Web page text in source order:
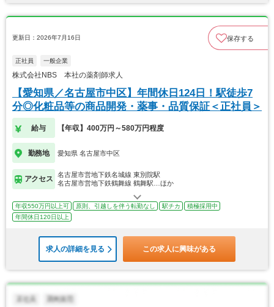
更新日：2026年7月16日 保存する
正社員 一般企業
株式会社NBS 本社の薬剤師求人
【愛知県／名古屋市中区】年間休日124日！駅徒歩7
分◎化粧品等の商品開発・薬事・品質保証＜正社員＞
給与 【年収】400万円～580万円程度
勤務地 愛知県 名古屋市中区
アクセス
名古屋市営地下鉄名城線 東別院駅
名古屋市営地下鉄鶴舞線 鶴舞駅…ほか
年収550万円以上可 原則、引越しを伴う転勤なし 駅チカ
積極採用中
年間休日120日以上
求人の詳細を見る この求人に興味がある